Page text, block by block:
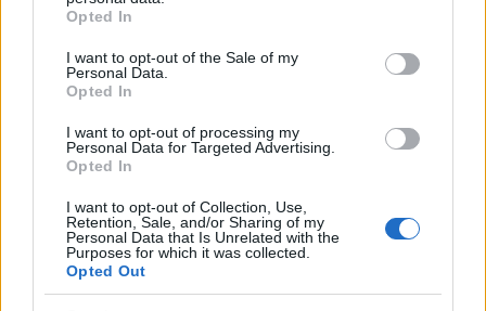
grant or deny consent to Google and its third-party tags to
use your data for below specified purposes in below Google
consent section.
Opted In
I want to opt-out of the Sale of my
Personal Data.
Opted In
I want to opt-out of processing my
Personal Data for Targeted Advertising.
Opted In
I want to opt-out of Collection, Use,
Retention, Sale, and/or Sharing of my
Personal Data that Is Unrelated with the
Purposes for which it was collected.
Opted Out
LA FINANCE